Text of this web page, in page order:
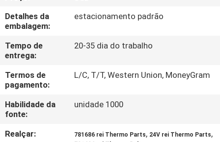
FÁBRICA
CONTROLE
DE
QUALIDADE
CONTACTE-
NOS
Detalhes da
embalagem:
estacionamento padrão
Tempo de
entrega:
20-35 dia do trabalho
Termos de
pagamento:
L/C, T/T, Western Union, MoneyGram
Habilidade da
fonte:
unidade 1000
Realçar: 781686 rei Thermo Parts, 24V rei Thermo Parts,